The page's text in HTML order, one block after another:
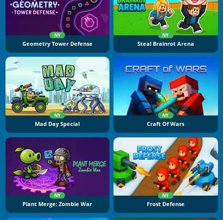
NY
Geometry Tower Defense
NY
Steal Brainrot Arena
NY
Mad Day Special
NY
Craft Of Wars
NY
Plant Merge: Zombie War
NY
Frost Defense